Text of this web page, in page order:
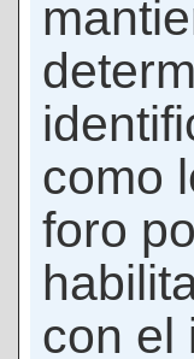
como
foro
con el